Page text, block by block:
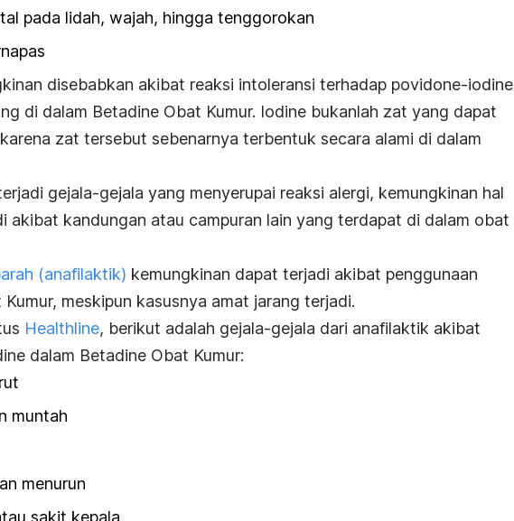
pada lidah, wajah, hingga tenggorokan
disebabkan akibat reaksi intoleransi terhadap povidone-iodine
di dalam Betadine Obat Kumur. Iodine bukanlah zat yang dapat
zat tersebut sebenarnya terbentuk secara alami di dalam
gejala-gejala yang menyerupai reaksi alergi, kemungkinan hal
akibat kandungan atau campuran lain yang terdapat di dalam obat
(anafilaktik) kemungkinan dapat terjadi akibat penggunaan
meskipun kasusnya amat jarang terjadi.
Healthline, berikut adalah gejala-gejala dari anafilaktik akibat
dalam Betadine Obat Kumur:
muntah
menurun
sakit kepala